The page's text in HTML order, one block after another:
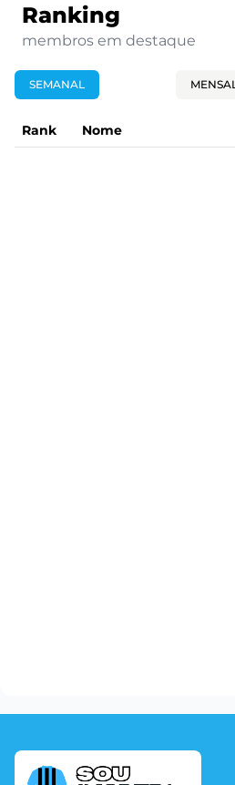
Ranking
membros em destaque
SEMANAL MENSAL
Rank Nome